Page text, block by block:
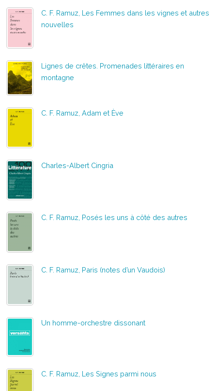
C. F. Ramuz, Les Femmes dans les vignes et autres
nouvelles
Lignes de crêtes. Promenades littéraires en
montagne
C. F. Ramuz, Adam et Ève
Charles-Albert Cingria
C. F. Ramuz, Posés les uns à côté des autres
C. F. Ramuz, Paris (notes d’un Vaudois)
Un homme-orchestre dissonant
C. F. Ramuz, Les Signes parmi nous